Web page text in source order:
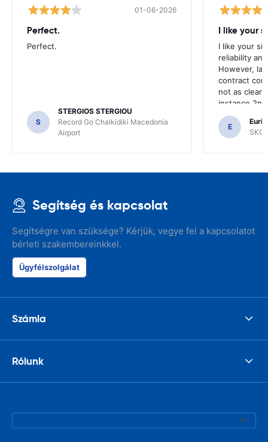
01-06-2026
Perfect.
Perfect.
S
STERGIOS STERGIOU
Record Go Chalkidiki Macedonia
Airport
I like your
I like your
reliability
However,
contract
not as clear
instance
the most
your site.
E
SKG
Segítség és kapcsolat
Segítségre van szüksége? Kérjük, vegye fel a kapcsolatot
bérleti szakembereinkkel.
Ügyfélszolgálat
Számla
Rólunk